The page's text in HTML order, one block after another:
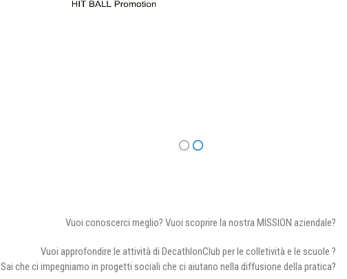
Vuoi conoscerci meglio? Vuoi scoprire la nostra MISSION aziendale?
Vuoi approfondire le attività di DecathlonClub per le colletività e le scuole ?
Sai che ci impegniamo in progetti sociali che ci aiutano nella diffusione della pratica?